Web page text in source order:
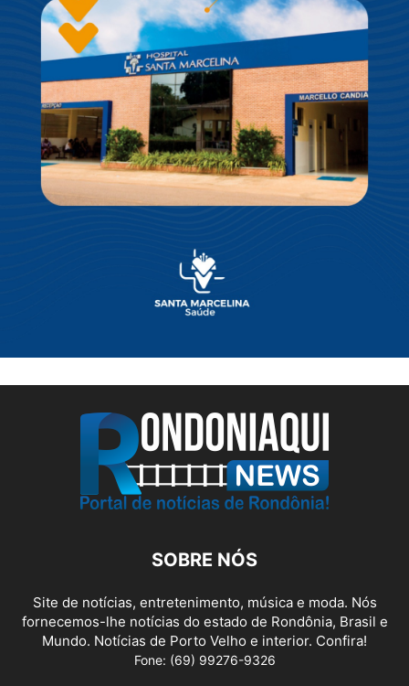
SOBRE NÓS
Site de notícias, entretenimento, música e moda. Nós
fornecemos-lhe notícias do estado de Rondônia, Brasil e
Mundo. Notícias de Porto Velho e interior. Confira!
Fone: (69) 99276-9326